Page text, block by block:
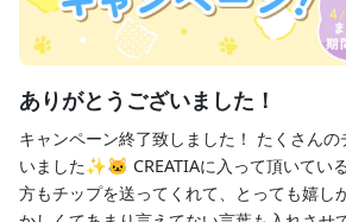
ありがとうございました！
キャンペーン終了致しました！ たくさん
いました✨🐱 CREATIAに入って頂いてい
方もチップを送ってくれて、とっても嬉